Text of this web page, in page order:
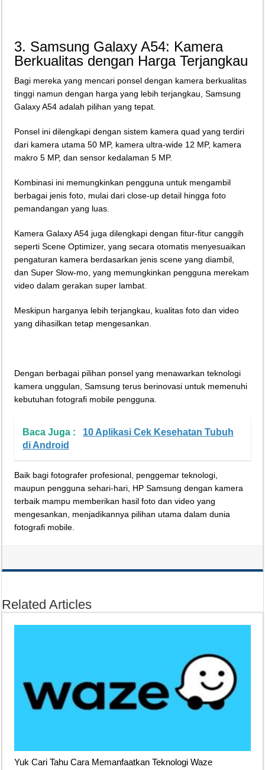
3. Samsung Galaxy A54: Kamera
Berkualitas dengan Harga Terjangkau
Bagi mereka yang mencari ponsel dengan kamera berkualitas
tinggi namun dengan harga yang lebih terjangkau, Samsung
Galaxy A54 adalah pilihan yang tepat.
Ponsel ini dilengkapi dengan sistem kamera quad yang terdiri
dari kamera utama 50 MP, kamera ultra-wide 12 MP, kamera
makro 5 MP, dan sensor kedalaman 5 MP.
Kombinasi ini memungkinkan pengguna untuk mengambil
berbagai jenis foto, mulai dari close-up detail hingga foto
pemandangan yang luas.
Kamera Galaxy A54 juga dilengkapi dengan fitur-fitur canggih
seperti Scene Optimizer, yang secara otomatis menyesuaikan
pengaturan kamera berdasarkan jenis scene yang diambil,
dan Super Slow-mo, yang memungkinkan pengguna merekam
video dalam gerakan super lambat.
Meskipun harganya lebih terjangkau, kualitas foto dan video
yang dihasilkan tetap mengesankan.
Dengan berbagai pilihan ponsel yang menawarkan teknologi
kamera unggulan, Samsung terus berinovasi untuk memenuhi
kebutuhan fotografi mobile pengguna.
Baca Juga :
10 Aplikasi Cek Kesehatan Tubuh
di Android
Baik bagi fotografer profesional, penggemar teknologi,
maupun pengguna sehari-hari, HP Samsung dengan kamera
terbaik mampu memberikan hasil foto dan video yang
mengesankan, menjadikannya pilihan utama dalam dunia
fotografi mobile.
Related Articles
Yuk Cari Tahu Cara Memanfaatkan Teknologi Waze